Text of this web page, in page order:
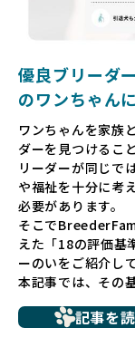
ーダーが増え、営
される社会を目
ゃんに優しい世界
長するための環境
での間に過密な環
少なくありません
の問題につながり
は言えません。
こうした背景から
さない直接販売を
ペットショップを
ん。
ペットショップを
優良ブリーダ
のワンちゃん
ワンちゃんを家族
ダーを見つけるこ
リーダーが同じで
や福祉を十分に考
必要があります。
そこで
えた「18の評価基
ーのいをご紹介し
本記事では、その
記事を